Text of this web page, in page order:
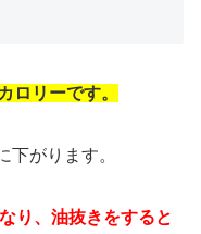
ロリーです。
下がります。
り、油抜きをすると